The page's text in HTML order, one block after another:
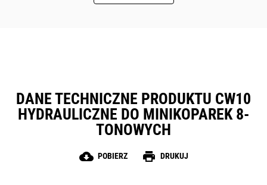
DANE TECHNICZNE PRODUKTU CW10
HYDRAULICZNE DO MINIKOPAREK 8-
TONOWYCH
cloud_download POBIERZ print DRUKUJ